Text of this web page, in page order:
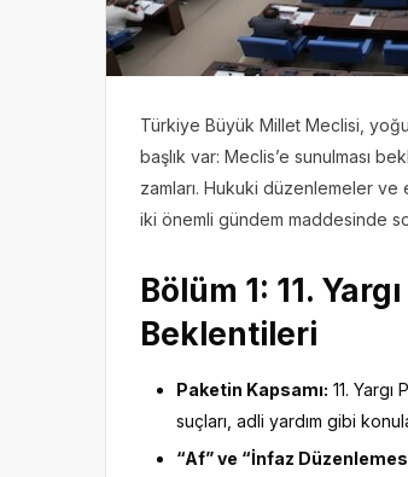
Türkiye Büyük Millet Meclisi,
başlık var: Meclis’e sunulması
zamları. Hukuki düzenlemeler
iki önemli gündem maddesinde
Bölüm 1: 11.
Beklentileri
Paketin Kapsamı: 11.
suçları, adli yardım gibi
“Af” ve “İnfaz